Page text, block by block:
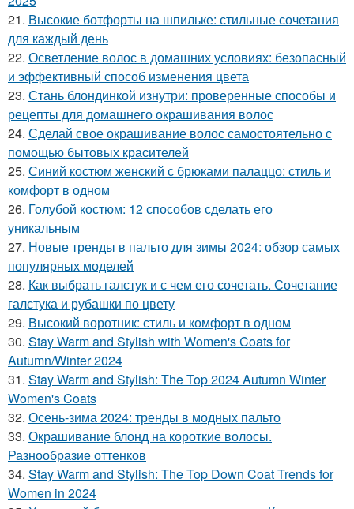
21. Высокие ботфорты на шпильке: стильные сочетания
для каждый день
22. Осветление волос в домашних условиях: безопасный
и эффективный способ изменения цвета
23. Стань блондинкой изнутри: проверенные способы и
рецепты для домашнего окрашивания волос
24. Сделай свое окрашивание волос самостоятельно с
помощью бытовых красителей
25. Синий костюм женский с брюками палаццо: стиль и
комфорт в одном
26. Голубой костюм: 12 способов сделать его
уникальным
27. Новые тренды в пальто для зимы 2024: обзор самых
популярных моделей
28. Как выбрать галстук и с чем его сочетать. Сочетание
галстука и рубашки по цвету
29. Высокий воротник: стиль и комфорт в одном
30. Stay Warm and Stylish with Women's Coats for
Autumn/Winter 2024
31. Stay Warm and Stylish: The Top 2024 Autumn Winter
Women's Coats
32. Осень-зима 2024: тренды в модных пальто
33. Окрашивание блонд на короткие волосы.
Разнообразие оттенков
34. Stay Warm and Stylish: The Top Down Coat Trends for
Women in 2024